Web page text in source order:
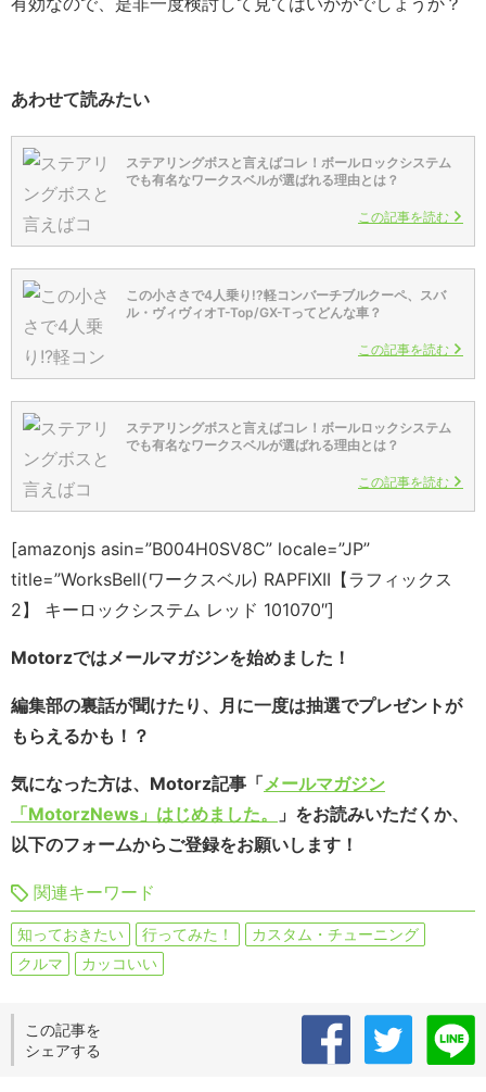
あわせて読みたい
ステアリングボスと言えばコレ！ボールロックシステム
でも有名なワークスベルが選ばれる理由とは？
この記事を読む
この小ささで4人乗り!?軽コンバーチブルクーペ、スバ
ル・ヴィヴィオT-Top/GX-Tってどんな車？
この記事を読む
ステアリングボスと言えばコレ！ボールロックシステム
でも有名なワークスベルが選ばれる理由とは？
この記事を読む
[amazonjs asin=”B004H0SV8C” locale=”JP”
title=”WorksBell(ワークスベル) RAPFIXII【ラフィックス
2】 キーロックシステム レッド 101070″]
Motorzではメールマガジンを始めました！
編集部の裏話が聞けたり、月に一度は抽選でプレゼントが
もらえるかも！？
気になった方は、Motorz記事「メールマガジン
「MotorzNews」はじめました。
」をお読みいただくか、
以下のフォームからご登録をお願いします！
関連キーワード
知っておきたい 行ってみた！
カスタム・チューニング
クルマ
カッコいい
この記事を
シェアする